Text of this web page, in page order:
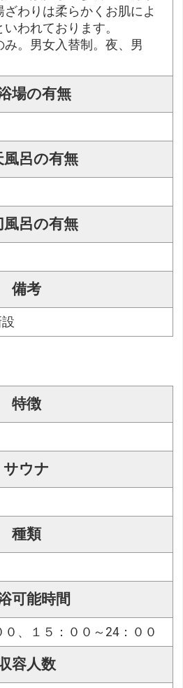
わりは柔らかくお肌によ
われております。
。男女入替制。夜、男
場の有無
風呂の有無
風呂の有無
備考
特徴
サウナ
種類
可能時間
０、１５：００～24：００
容人数